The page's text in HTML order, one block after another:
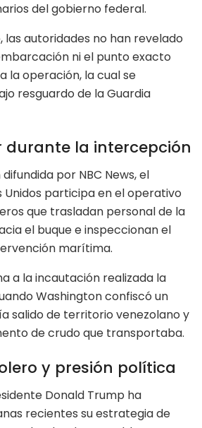
del gobierno federal.
las autoridades no han revelado
ni el punto exacto
la operación, la cual se
resguardo de la Guardia
durante la intercepción
por NBC News, el
Unidos participa en el operativo
que trasladan personal de la
el buque e inspeccionan el
marítima.
a la incautación realizada la
Washington confiscó un
salido de territorio venezolano y
de crudo que transportaba.
y presión política
Donald Trump ha
recientes su estrategia de